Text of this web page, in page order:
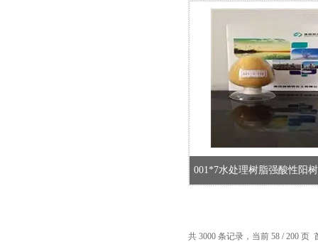
001*7水处理树脂强酸性阳
共 3000 条记录，当前 58 / 200 页